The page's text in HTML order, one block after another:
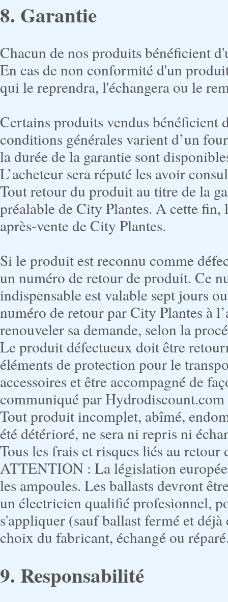
8. Garantie
Chacun de nos produits bénéficient
En cas de non conformité d'un
qui le reprendra, l'échangera ou le
Certains produits vendus bénéficient
conditions générales varient d’un
la durée de la garantie sont
L’acheteur sera réputé les avoir
Tout retour du produit au titre de la
préalable de City Plantes. A cette fin,
après-vente de City Plantes.
Si le produit est reconnu comme
un numéro de retour de produit. Ce
indispensable est valable sept jours
numéro de retour par City Plantes à
renouveler sa demande, selon la
Le produit défectueux doit être
éléments de protection pour le
accessoires et être accompagné de
communiqué par
Tout produit incomplet, abîmé,
été détérioré, ne sera ni repris ni
Tous les frais et risques liés au
ATTENTION : La législation
les ampoules. Les ballasts devront
un électricien qualifié profesionnel,
s'appliquer (sauf ballast fermé et
choix du fabricant, échangé ou
9. Responsabilité